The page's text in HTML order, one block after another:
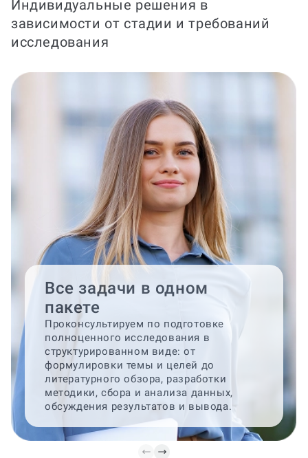
Индивидуальные решения в
зависимости от стадии и требований
исследования
Все задачи в одном
пакете
Проконсультируем по подготовке
полноценного исследования в
структурированном виде: от
формулировки темы и целей до
литературного обзора, разработки
методики, сбора и анализа данных,
обсуждения результатов и вывода.